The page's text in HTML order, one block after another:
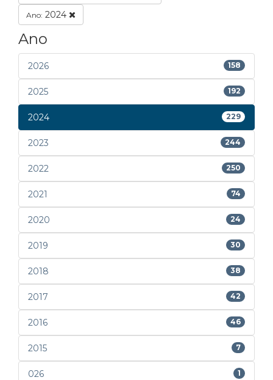
Ano: 2024
Ano
2026 158
2025 192
2024 229
2023 244
2022 250
2021 74
2020 24
2019 30
2018 38
2017 42
2016 46
2015 7
026 1